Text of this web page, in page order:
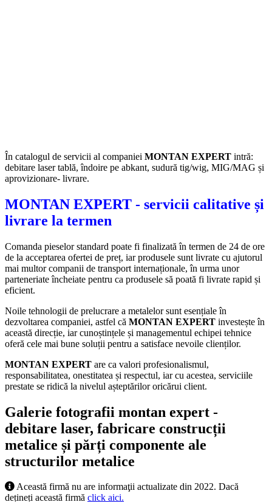
În catalogul de servicii al companiei MONTAN EXPERT intră:
debitare laser tablă, îndoire pe abkant, sudură tig/wig, MIG/MAG și
aprovizionare- livrare.
MONTAN EXPERT - servicii calitative și
livrare la termen
Comanda pieselor standard poate fi finalizată în termen de 24 de ore
de la acceptarea ofertei de preț, iar produsele sunt livrate cu ajutorul
mai multor companii de transport internaționale, în urma unor
parteneriate încheiate pentru ca produsele să poată fi livrate rapid și
eficient.
Noile tehnologii de prelucrare a metalelor sunt esențiale în
dezvoltarea companiei, astfel că MONTAN EXPERT investește în
această direcție, iar cunoștințele și managementul echipei tehnice
oferă cele mai bune soluții pentru a satisface nevoile clienților.
MONTAN EXPERT are ca valori profesionalismul,
responsabilitatea, onestitatea și respectul, iar cu acestea, serviciile
prestate se ridică la nivelul așteptărilor oricărui client.
Galerie fotografii montan expert -
debitare laser, fabricare construcții
metalice și părți componente ale
structurilor metalice
Această firmă nu are informaţii actualizate din 2022. Dacă
dețineți această firmă click aici.